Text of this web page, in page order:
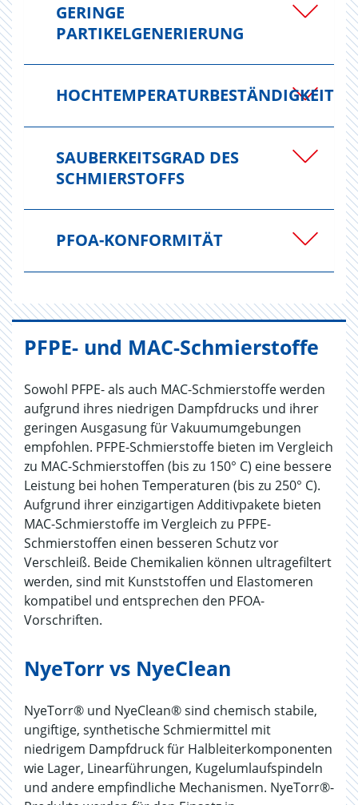
GERINGE
PARTIKELGENERIERUNG
HOCHTEMPERATURBESTÄNDIGKEIT
SAUBERKEITSGRAD DES
SCHMIERSTOFFS
PFOA-KONFORMITÄT
PFPE- und MAC-Schmierstoffe
Sowohl PFPE- als auch MAC-Schmierstoffe werden
aufgrund ihres niedrigen Dampfdrucks und ihrer
geringen Ausgasung für Vakuumumgebungen
empfohlen. PFPE-Schmierstoffe bieten im Vergleich
zu MAC-Schmierstoffen (bis zu 150° C) eine bessere
Leistung bei hohen Temperaturen (bis zu 250° C).
Aufgrund ihrer einzigartigen Additivpakete bieten
MAC-Schmierstoffe im Vergleich zu PFPE-
Schmierstoffen einen besseren Schutz vor
Verschleiß. Beide Chemikalien können ultragefiltert
werden, sind mit Kunststoffen und Elastomeren
kompatibel und entsprechen den PFOA-
Vorschriften.
NyeTorr vs NyeClean
NyeTorr® und NyeClean® sind chemisch stabile,
ungiftige, synthetische Schmiermittel mit
niedrigem Dampfdruck für Halbleiterkomponenten
wie Lager, Linearführungen, Kugelumlaufspindeln
und andere empfindliche Mechanismen. NyeTorr®-